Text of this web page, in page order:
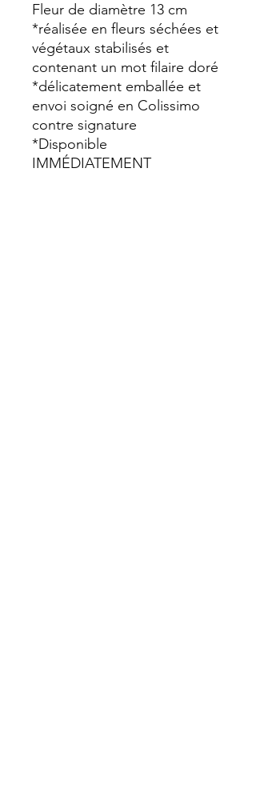
Fleur de diamètre 13 cm
*réalisée en fleurs séchées et
végétaux stabilisés et
contenant un mot filaire doré
*délicatement emballée et
envoi soigné en Colissimo
contre signature
*Disponible
IMMÉDIATEMENT